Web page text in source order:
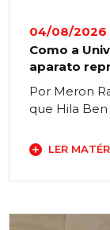
04/08/2026
Como a
aparato
Por Meron
que Hila
LER